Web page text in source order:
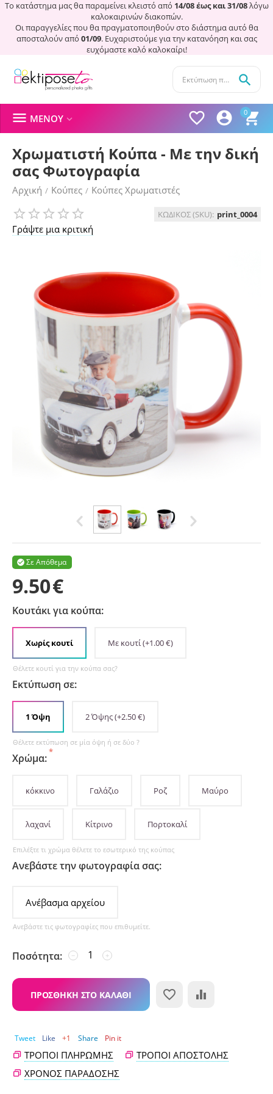
Το κατάστημα μας θα παραμείνει κλειστό από 14/08 έως και 31/08λόγω
καλοκαιρινών διακοπών.
Οι παραγγελίες που θα πραγματοποιηθούν στο διάστημα αυτό θα
αποσταλούν από 01/09. Ευχαριστούμε για την κατανόηση και σας
ευχόμαστε καλό καλοκαίρι!
0




 ΜΕΝΟΎ 
Χρωματιστή Κούπα - Με την δική
σας Φωτογραφία
Αρχική / Κούπες / Κούπες Χρωματιστές
Γράψτε μια κριτική
ΚΩΔΙΚΟΣ (SKU): print_0004
Σε Απόθεμα

9.50€
Κουτάκι για κούπα:
Χωρίς κουτί Με κουτί(+1.00€)
Θέλετε κουτί για την κούπα σας?
Εκτύπωση σε:
1 Όψη 2 Όψης(+2.50€)
Θέλετε εκτύπωση σε μία όψη ή σε δύο ?
Χρώμα:
κόκκινο Γαλάζιο Ροζ Μαύρο
λαχανί Κίτρινο Πορτοκαλί
​Επιλέξτε τι χρώμα θέλετε το εσωτερικό της κούπας
Ανεβάστε την φωτογραφία σας:
Ανέβασμα αρχείου
Ανεβάστε τις φωτογραφίες που επιθυμείτε.
Ποσότητα: +
−
ΠΡΟΣΘΉΚΗ ΣΤΟ ΚΑΛΆΘΙ
Tweet Like +1 Share Pin it
ΤΡΌΠΟΙ ΠΛΗΡΩΜΉΣ
ΤΡΌΠΟΙ ΑΠΟΣΤΟΛΉΣ
ΧΡΌΝΟΣ ΠΑΡΆΔΟΣΗΣ